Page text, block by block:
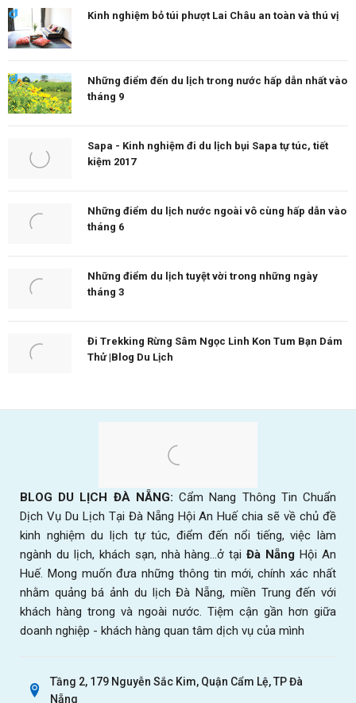
Kinh nghiệm bỏ túi phượt Lai Châu an toàn và thú vị
Những điểm đến du lịch trong nước hấp dẫn nhất vào
tháng 9
Sapa - Kinh nghiệm đi du lịch bụi Sapa tự túc, tiết
kiệm 2017
Những điểm du lịch nước ngoài vô cùng hấp dẫn vào
tháng 6
Những điểm du lịch tuyệt vời trong những ngày
tháng 3
Đi Trekking Rừng Sâm Ngọc Linh Kon Tum Bạn Dám
Thử |Blog Du Lịch
BLOG DU LỊCH ĐÀ NẴNG: Cẩm Nang Thông Tin Chuẩn
Dịch Vụ Du Lịch Tại Đà Nẵng Hội An Huế chia sẽ về chủ đề
kinh nghiệm du lịch tự túc, điểm đến nổi tiếng, việc làm
ngành du lịch, khách sạn, nhà hàng...ở tạiĐà Nẵng Hội An
Huế. Mong muốn đưa những thông tin mới, chính xác nhất
nhằm quảng bá ảnh du lịch Đà Nẵng, miền Trung đến với
khách hàng trong và ngoài nước. Tiệm cận gần hơn giữa
doanh nghiệp - khách hàng quan tâm dịch vụ của mình
Tầng 2, 179 Nguyễn Sắc Kim, Quận Cẩm Lệ, TP Đà
Nẵng